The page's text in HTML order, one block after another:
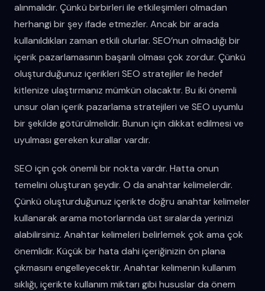
alınmalıdır. Çünkü birbirleri ile etkileşimleri olmadan
herhangi bir şey ifade etmezler. Ancak bir arada
kullanıldıkları zaman etkili olurlar. SEO’nun olmadığı bir
içerik pazarlamasının başarılı olması çok zordur. Çünkü
oluşturduğunuz içerikleri SEO stratejiler ile hedef
kitlenize ulaştırmanız mümkün olacaktır. Bu iki önemli
unsur olan içerik pazarlama stratejileri ve SEO uyumlu
bir şekilde götürülmelidir. Bunun için dikkat edilmesi ve
uyulması gereken kurallar vardır.
SEO için çok önemli bir nokta vardır. Hatta onun
temelini oluşturan şeydir. O da anahtar kelimelerdir.
Çünkü oluşturduğunuz içerikte doğru anahtar kelimeler
kullanarak arama motorlarında üst sıralarda yerinizi
alabilirsiniz. Anahtar kelimeleri belirlemek çok ama çok
önemlidir. Küçük bir hata dahi içeriğinizin ön plana
çıkmasını engelleyecektir. Anahtar kelimenin kullanım
sıklığı, içerikte kullanım miktarı gibi hususlar da önem